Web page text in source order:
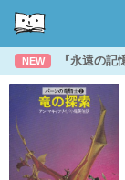
NEW 『永遠の